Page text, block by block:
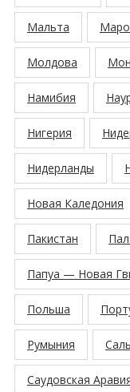
Мальта
Молдова
Намибия
Нигерия
Нидерланды
Новая Каледония
Пакистан
Папуа — Новая
Польша
Румыния
Саудовская